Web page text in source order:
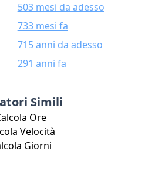
503 mesi da adesso
733 mesi fa
715 anni da adesso
291 anni fa
Simili
Ore
Velocità
Giorni